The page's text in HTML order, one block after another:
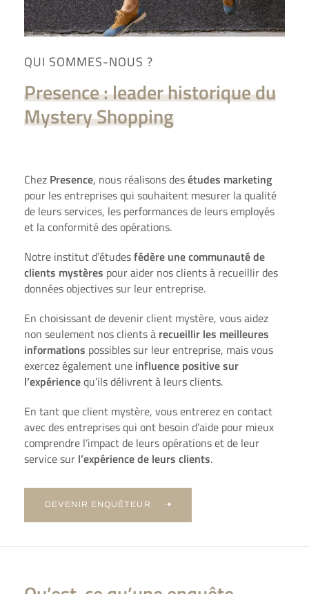
QUI SOMMES-NOUS ?
Presence : leader historique du
Mystery Shopping
Chez Presence, nous réalisons desétudes marketing
pour les entreprises qui souhaitent mesurer laqualité
de leurs services, les performances de leurs employés
et la conformité des opérations.
Notre institut d’étudesfédère une communauté de
clients mystères pour aider nos clients à recueillir des
données objectives sur leur entreprise.
En choisissant de devenirclient mystère, vous aidez
non seulement nos clients à recueillir les meilleures
informations possibles sur leur entreprise, mais vous
exercez également une influence positive sur
l’expériencequ’ils délivrent à leursclients.
En tant queclient mystère, vous entrerez en contact
avec des entreprises qui ont besoin d’aide pour mieux
comprendre l’impact de leurs opérations et de leur
service sur l’expérience de leurs clients.
DEVENIR ENQUÊTEUR